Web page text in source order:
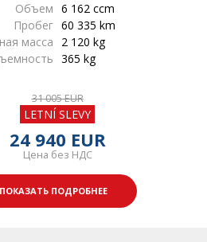
Объем 6 162 ccm
Пробег 60 335 km
масса
2 120 kg
365 kg
31 005 EUR
LETNÍ SLEVY
24 940 EUR
Цена без НДС
ПОКАЗАТЬ ПОДРОБНЕЕ